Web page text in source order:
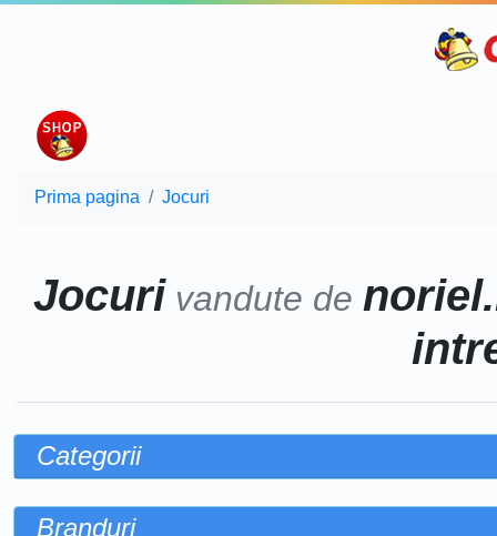
Prima pagina Jocuri
Jocurivandute de
Categorii
Branduri